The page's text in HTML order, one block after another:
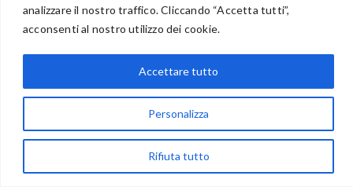
analizzare il nostro traffico. Cliccando “Accetta tutti”,
acconsenti al nostro utilizzo dei cookie.
Personalizza
Rifiuta tutto
Accettare tutto
BENVENUTI NEL PORTALE RIVENDITORI
via Acqua delle Noci 12
83024 Monteforte Irpino (AV)
(+39) 081-7777233
info@ideepercreare.it